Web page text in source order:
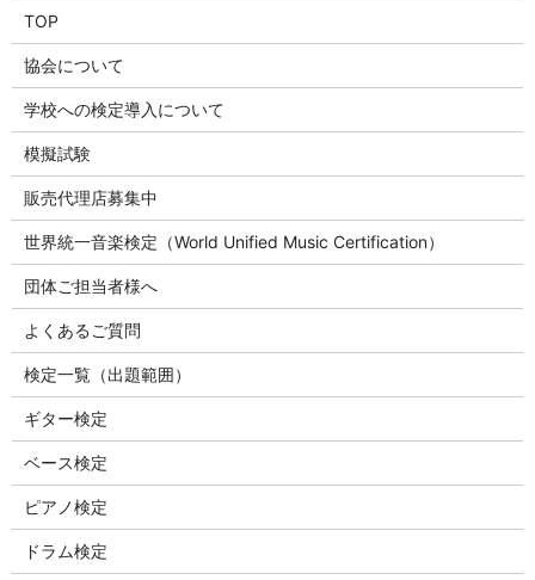
TOP
協会について
学校への検定導入について
模擬試験
販売代理店募集中
世界統一音楽検定（World Unified Music Certification）
団体ご担当者様へ
よくあるご質問
検定一覧（出題範囲）
ギター検定
ベース検定
ピアノ検定
ドラム検定